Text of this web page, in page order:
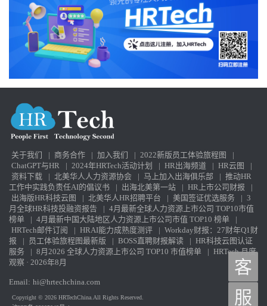
Paradox、Eightfold、Sana、Arist等，这些HR领域的AI产品都已具备
成熟的落地能力。 此外，各大HCM厂商——SAP、Workday、
ADP、HiBob、ServiceNow——也正在将AI智能体嵌入薪酬与流程引
擎中，力图成为企业的端到端多功能智能体供应商。SAP收购
SmartRecruiters、Workday收购HiredScore、Paradox与Sana的整合，
有人问我：“我们是不是都要变得更笨？” 我的回答是——如果你不
主动拥抱这场革命，它也会在没有你的情况下开始。这是一个商业
史上难得的转型时期，我们有机会彻底重塑自己的工作方式。现在
不是退缩的时刻，而是亲手掌握AI工具、亲身实践的时刻。只要你
开始使用这些工具，或者让我们带你体验Galileo，你就会发现新的
职业机会——你的熟练度与经验将成为你在AI时代的竞争优势。 至
于AI是否会取代人类的工作？我建议别听技术圈那些危言耸听的
人。这根本不可能。 即便有一天我们真的拥有“自动驾驶汽车”，我
们回头也可能会说：“其实开车也没多有趣嘛。”那时候我们会把注意
力放到生活的其他部分，用新的方式创造价值。 而AI技术仍然如此
新、如此不完美、变化如此迅速，反而创造了无数新的岗位与角色
——超级员工（Superworkers）、顾问、创新者——去挖掘新的应用
场景。 我记得1981年电子表格刚推出时，大家都以为会计师要失业
了。结果呢？如今会计师比过去更多，只是他们不再浪费时间手算
一台个人超级计算机。正如木匠使用电动锯与自动雕刻机一样，你
依然能创造出精美、复杂的作品——只要学会使用这些新工具。 欢
关于我们 | 商务合作 | 加入我们 | 2022新版员工体验旅程图
|
ChatGPT与HR
| 2024年HRTech活动计划 | HR出海频道 | HR云图
|
资料下载
| 北美华人人力资源协会 | 马上加入出海俱乐部 | 推动HR
工作中实践负责任AI的倡议书
| 出海北美第一站 | HR上市公司财报
|
出海版HR科技云图
| 北美华人HR招聘平台 | 美国签证优选服务 | 3
月全球HR科技投融资报告
| 4月最新全球人力资源上市公司 TOP10市值
榜单
| 4月最新中国大陆地区人力资源上市公司市值 TOP10 榜单
|
HRTech邮件订阅
| HRAI能力成熟度测评 | Workday财报：27财年Q1财
报
| 员工体验旅程图最新版 | BOSS直聘财报解读 | HR科技云图认证
服务
| 8月2026 全球人力资源上市公司 TOP10 市值榜单 | HRTech 月度
观察 · 2026年8月
Email: hi@hrtechchina.com
Copyright © 2026 HRTechChina.All Rights Reserved.
客
服